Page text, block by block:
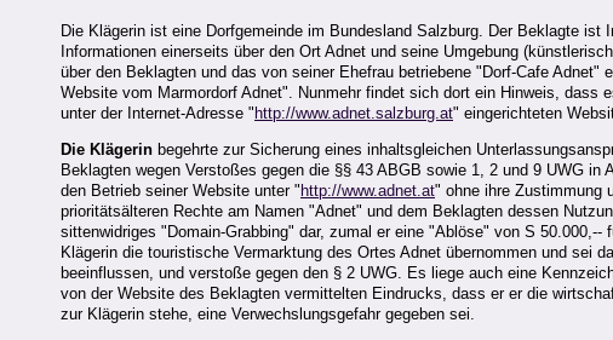
Die Klägerin ist eine Dorfgemeinde im Bundesland Salzburg. Der Beklagte
Informationen einerseits über den Ort Adnet und seine Umgebung
über den Beklagten und das von seiner Ehefrau betriebene "Dorf-Cafe
Website vom Marmordorf Adnet". Nunmehr findet sich dort ein Hinweis,
unter der Internet-Adresse " http://www.adnet.salzburg.at" eingerichteten
Die Klägerin begehrte zur Sicherung eines inhaltsgleichen
Beklagten wegen Verstoßes gegen die §§ 43 ABGB sowie 1, 2 und 9 UWG
den Betrieb seiner Website unter " http://www.adnet.at" ohne ihre Zustimmung
prioritätsälteren Rechte am Namen "Adnet" und dem Beklagten dessen
sittenwidriges "Domain-Grabbing" dar, zumal er eine "Ablöse" von S
Klägerin die touristische Vermarktung des Ortes Adnet übernommen und sei
beeinflussen, und verstoße gegen den § 2 UWG. Es liege auch eine
von der Website des Beklagten vermittelten Eindrucks, dass er er die
zur Klägerin stehe, eine Verwechslungsgefahr gegeben sei.